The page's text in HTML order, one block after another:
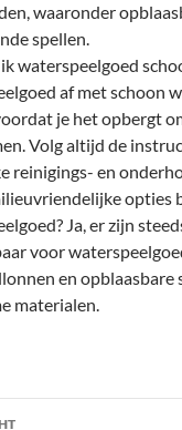
waaronder
spellen.
waterspeelgoed
af met schoon
je het opbergt
Volg altijd de
reinigings- en
opties
Ja, er zijn
voor
en opblaasbare
materialen.